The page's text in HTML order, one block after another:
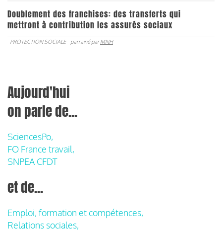
Doublement des franchises: des transferts qui
mettront à contribution les assurés sociaux
PROTECTION SOCIALE parrainé parMNH
Aujourd'hui
on parle de...
SciencesPo,
FO France travail,
SNPEA CFDT
et de...
Emploi, formation et compétences,
Relations sociales,